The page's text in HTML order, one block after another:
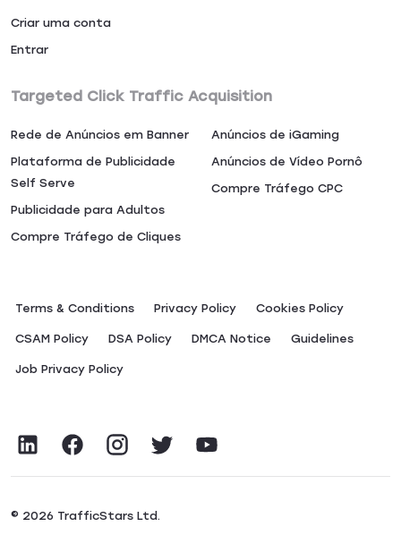
Criar uma conta
Entrar
Targeted Click Traffic Acquisition
Rede de Anúncios em Banner
Plataforma de Publicidade
Self Serve
Publicidade para Adultos
Anúncios de iGaming
Anúncios de Vídeo Pornô
Compre Tráfego CPC
Compre Tráfego de Cliques
Terms & Conditions Privacy Policy Сookies Policy
CSAM Policy DSA Policy DMCA Notice Guidelines
Job Privacy Policy
© 2026 TrafficStars Ltd.